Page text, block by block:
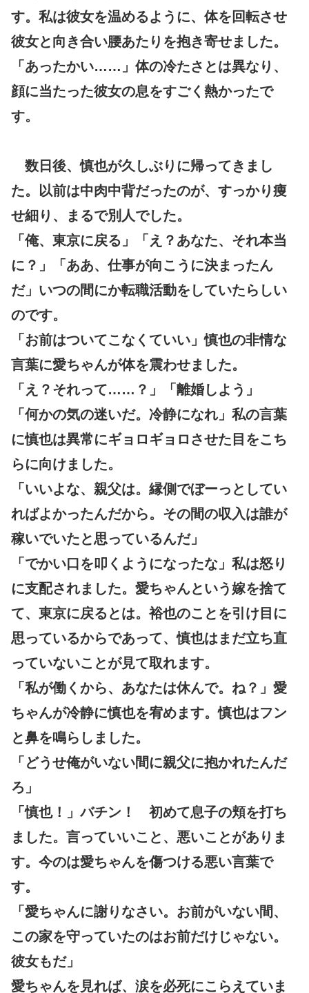
す。私は彼女を温めるように、体を回転させ
彼女と向き合い腰あたりを抱き寄せました。
「あったかい……」体の冷たさとは異なり、
顔に当たった彼女の息をすごく熱かったで
す。
数日後、慎也が久しぶりに帰ってきまし
た。以前は中肉中背だったのが、すっかり痩
せ細り、まるで別人でした。
「俺、東京に戻る」「え？あなた、それ本当
に？」「ああ、仕事が向こうに決まったん
だ」いつの間にか転職活動をしていたらしい
のです。
「お前はついてこなくていい」慎也の非情な
言葉に愛ちゃんが体を震わせました。
「え？それって……？」「離婚しよう」
「何かの気の迷いだ。冷静になれ」私の言葉
に慎也は異常にギョロギョロさせた目をこち
らに向けました。
「いいよな、親父は。縁側でぼーっとしてい
ればよかったんだから。その間の収入は誰が
稼いでいたと思っているんだ」
「でかい口を叩くようになったな」私は怒り
に支配されました。愛ちゃんという嫁を捨て
て、東京に戻るとは。裕也のことを引け目に
思っているからであって、慎也はまだ立ち直
っていないことが見て取れます。
「私が働くから、あなたは休んで。ね？」愛
ちゃんが冷静に慎也を宥めます。慎也はフン
と鼻を鳴らしました。
「どうせ俺がいない間に親父に抱かれたんだ
ろ」
「慎也！」バチン！ 初めて息子の頬を打ち
ました。言っていいこと、悪いことがありま
す。今のは愛ちゃんを傷つける悪い言葉で
す。
「愛ちゃんに謝りなさい。お前がいない間、
この家を守っていたのはお前だけじゃない。
彼女もだ」
愛ちゃんを見れば、涙を必死にこらえていま